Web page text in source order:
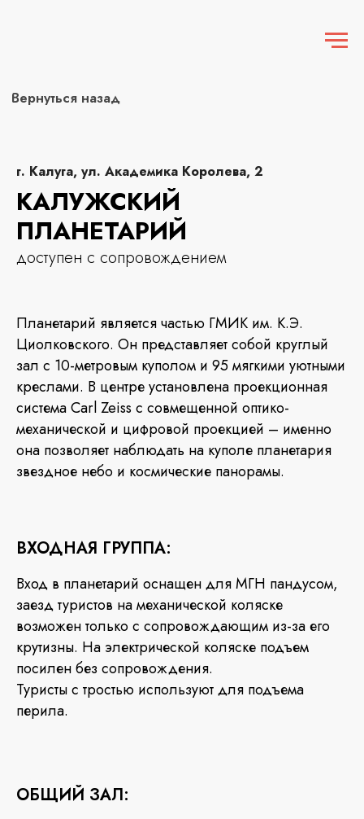
г. Калуга, ул. Академика Королева, 2
КАЛУЖСКИЙ
ПЛАНЕТАРИЙ
доступен с сопровождением
Планетарий является частью ГМИК им. К.Э.
Циолковского. Он представляет собой круглый
зал с 10-метровым куполом и 95 мягкими уютными
креслами. В центре установлена проекционная
система Carl Zeiss с совмещенной оптико-
механической и цифровой проекцией – именно
она позволяет наблюдать на куполе планетария
звездное небо и космические панорамы.
ВХОДНАЯ ГРУППА:
Вход в планетарий оснащен для МГН пандусом,
заезд туристов на механической коляске
возможен только с сопровождающим из-за его
крутизны. На электрической коляске подъем
посилен без сопровождения.
Туристы с тростью используют для подъема
перила.
ОБЩИЙ ЗАЛ: